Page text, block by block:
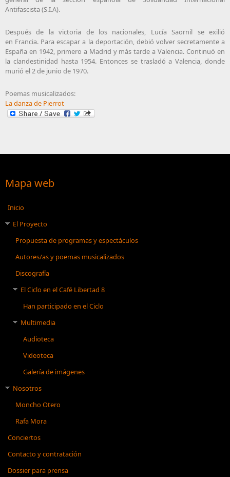
Antifascista (S.I.A).
Después de la victoria de los nacionales, Lucía Saornil se exilió
en Francia. Para escapar a la deportación, debió volver secretamente a
España en 1942, primero a Madrid y más tarde a Valencia. Continuó en
la clandestinidad hasta 1954. Entonces se trasladó a Valencia, donde
murió el 2 de junio de 1970.
Poemas musicalizados:
La danza de Pierrot
Mapa web
Inicio
El Proyecto
Propuesta de programas y espectáculos
Autores/as y poemas musicalizados
Discografía
El Ciclo en el Café Libertad 8
Han participado en el Ciclo
Multimedia
Audioteca
Videoteca
Galería de imágenes
Nosotros
Moncho Otero
Rafa Mora
Conciertos
Contacto y contratación
Dossier para prensa